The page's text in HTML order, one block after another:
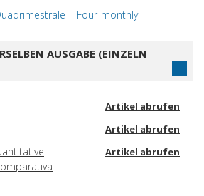
= Four-monthly
AUSGABE (EINZELN
Artikel abrufen
Artikel abrufen
Artikel abrufen